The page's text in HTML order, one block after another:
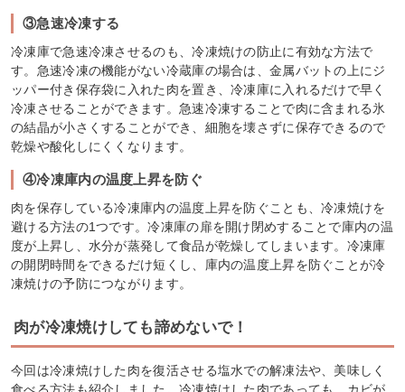
③急速冷凍する
冷凍庫で急速冷凍させるのも、冷凍焼けの防止に有効な方法で
す。急速冷凍の機能がない冷蔵庫の場合は、金属バットの上にジ
ッパー付き保存袋に入れた肉を置き、冷凍庫に入れるだけで早く
冷凍させることができます。急速冷凍することで肉に含まれる氷
の結晶が小さくすることができ、細胞を壊さずに保存できるので
乾燥や酸化しにくくなります。
④冷凍庫内の温度上昇を防ぐ
肉を保存している冷凍庫内の温度上昇を防ぐことも、冷凍焼けを
避ける方法の1つです。冷凍庫の扉を開け閉めすることで庫内の温
度が上昇し、水分が蒸発して食品が乾燥してしまいます。冷凍庫
の開閉時間をできるだけ短くし、庫内の温度上昇を防ぐことが冷
凍焼けの予防につながります。
肉が冷凍焼けしても諦めないで！
今回は冷凍焼けした肉を復活させる塩水での解凍法や、美味しく